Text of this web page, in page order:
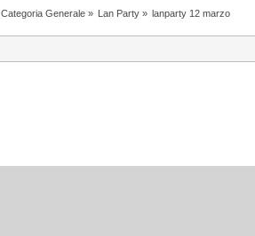
Categoria Generale» Lan Party» lanparty 12 marzo